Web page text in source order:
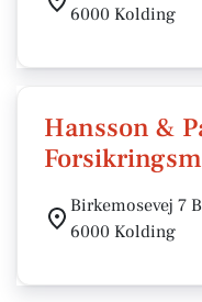
6000 Kolding
Hansson &
Birkemosevej 7
6000 Kolding